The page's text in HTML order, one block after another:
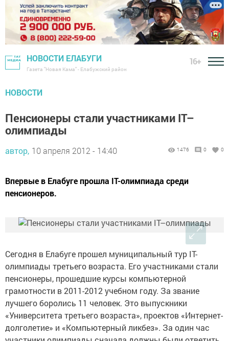
НОВОСТИ ЕЛАБУГИ
Газета "Новая Кама" - Елабужский район
16+
НОВОСТИ
Пенсионеры стали участниками IT–
олимпиады
автор, 10 апреля 2012 - 14:40 1476 0 0
Впервые в Елабуге прошла IT-олимпиада среди
пенсионеров.
Сегодня в Елабуге прошел муниципальный тур IT-
олимпиады третьего возраста. Его участниками стали
пенсионеры, прошедшие курсы компьютерной
грамотности в 2011-2012 учебном году. За звание
лучшего боролись 11 человек. Это выпускники
«Университета третьего возраста», проектов «Интернет-
долголетие» и «Компьютерный ликбез». За один час